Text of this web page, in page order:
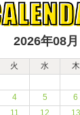
2026年08月
火 水 木
4 5 6
11 12 13